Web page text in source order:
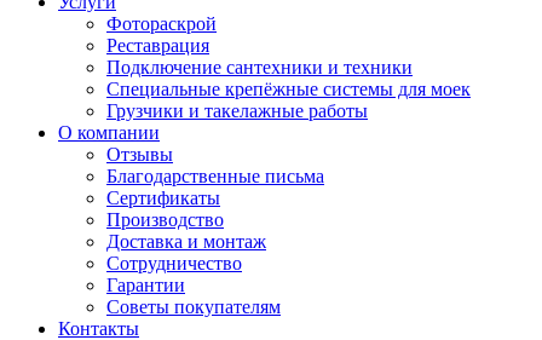
Фотораскрой
Реставрация
Подключение сантехники и техники
Специальные крепёжные системы для моек
Грузчики и такелажные работы
О компании
Отзывы
Благодарственные письма
Сертификаты
Производство
Доставка и монтаж
Сотрудничество
Гарантии
Советы покупателям
Контакты